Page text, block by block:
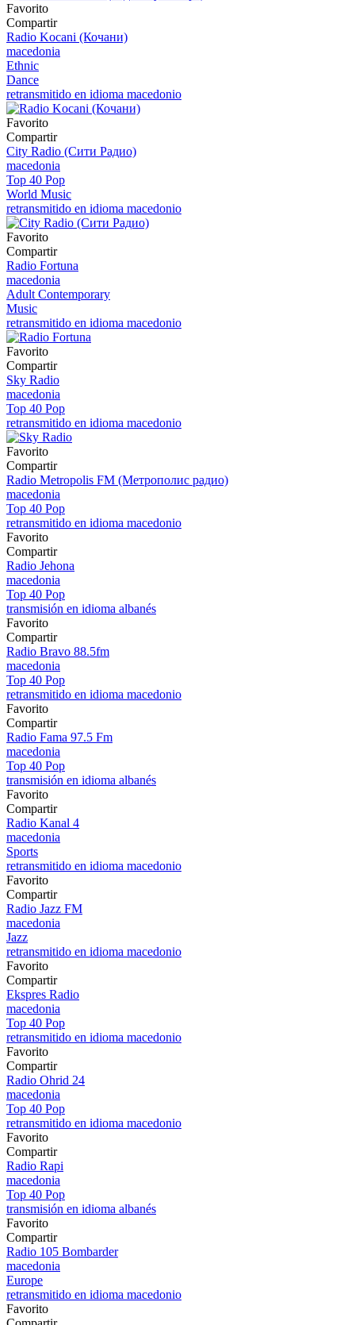
Favorito
Compartir
Radio Kocani (Кочани)
macedonia
Ethnic
Dance
retransmitido en idioma macedonio
Favorito
Compartir
City Radio (Сити Радио)
macedonia
Top 40 Pop
World Music
retransmitido en idioma macedonio
Favorito
Compartir
Radio Fortuna
macedonia
Adult Contemporary
Music
retransmitido en idioma macedonio
Favorito
Compartir
Sky Radio
macedonia
Top 40 Pop
retransmitido en idioma macedonio
Favorito
Compartir
Radio Metropolis FM (Метрополис радио)
macedonia
Top 40 Pop
retransmitido en idioma macedonio
Favorito
Compartir
Radio Jehona
macedonia
Top 40 Pop
transmisión en idioma albanés
Favorito
Compartir
Radio Bravo 88.5fm
macedonia
Top 40 Pop
retransmitido en idioma macedonio
Favorito
Compartir
Radio Fama 97.5 Fm
macedonia
Top 40 Pop
transmisión en idioma albanés
Favorito
Compartir
Radio Kanal 4
macedonia
Sports
retransmitido en idioma macedonio
Favorito
Compartir
Radio Jazz FM
macedonia
Jazz
retransmitido en idioma macedonio
Favorito
Compartir
Ekspres Radio
macedonia
Top 40 Pop
retransmitido en idioma macedonio
Favorito
Compartir
Radio Ohrid 24
macedonia
Top 40 Pop
retransmitido en idioma macedonio
Favorito
Compartir
Radio Rapi
macedonia
Top 40 Pop
transmisión en idioma albanés
Favorito
Compartir
Radio 105 Bombarder
macedonia
Europe
retransmitido en idioma macedonio
Favorito